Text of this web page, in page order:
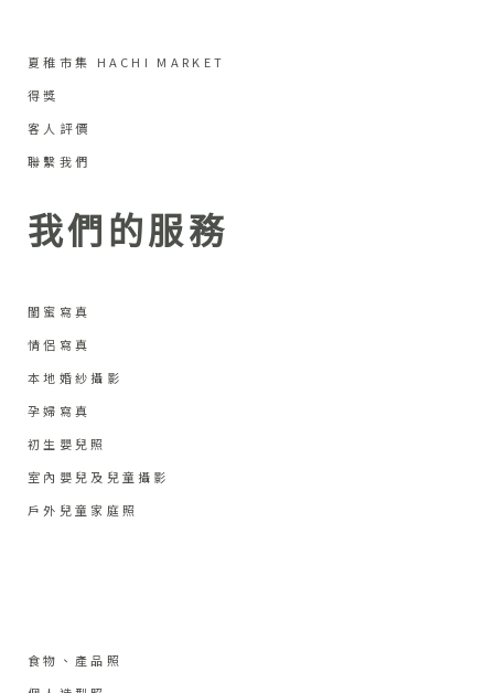
夏稚市集 HACHI MARKET
得獎
客人評價
聯繫我們
我們的服務
閨蜜寫真
情侶寫真
本地婚紗攝影
孕婦寫真
初生嬰兒照
室內嬰兒及兒童攝影
戶外兒童家庭照
食物、產品照